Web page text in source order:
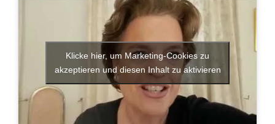
Klicke hier, um Marketing-Cookies zu
akzeptieren und diesen Inhalt zu aktivieren